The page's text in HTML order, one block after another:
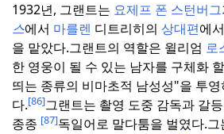
1932년, 그랜트는 요제프 폰 스턴버그
스에서 마를렌 디트리히의 상대편에
을 맡았다.그랜트의 역할은 윌리엄 로
한 영웅이 될 수 있는 남자를 구체화
띄는 종류의 비마초적 남성성"을 투
다.[86]그랜트는 촬영 도중 감독과 갈
종종 [87]독일어로 말다툼을 벌였다.그